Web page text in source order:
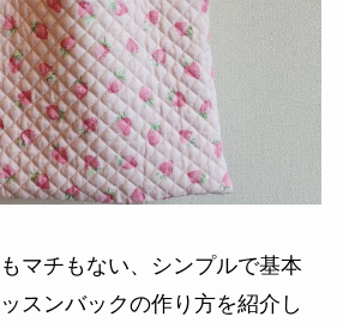
マチもない、シンプルで基本
スンバックの作り方を紹介し